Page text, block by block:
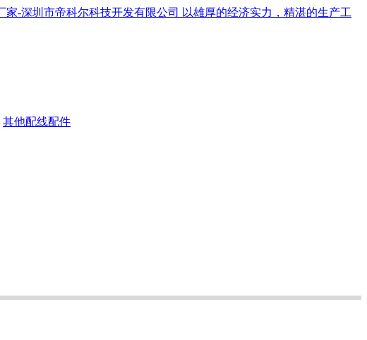
以雄厚的经济实力，精湛的生产工
其他配线配件